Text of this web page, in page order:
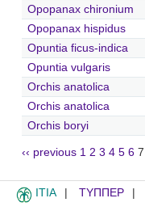
Opopanax chironium
Opopanax hispidus
Opuntia ficus-indica
Opuntia vulgaris
Orchis anatolica
Orchis anatolica
Orchis boryi
‹‹ previous 1 2 3 4 5 6 7
ITIA ΤΥΠΠΕΡ